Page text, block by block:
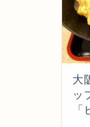
大
ッ